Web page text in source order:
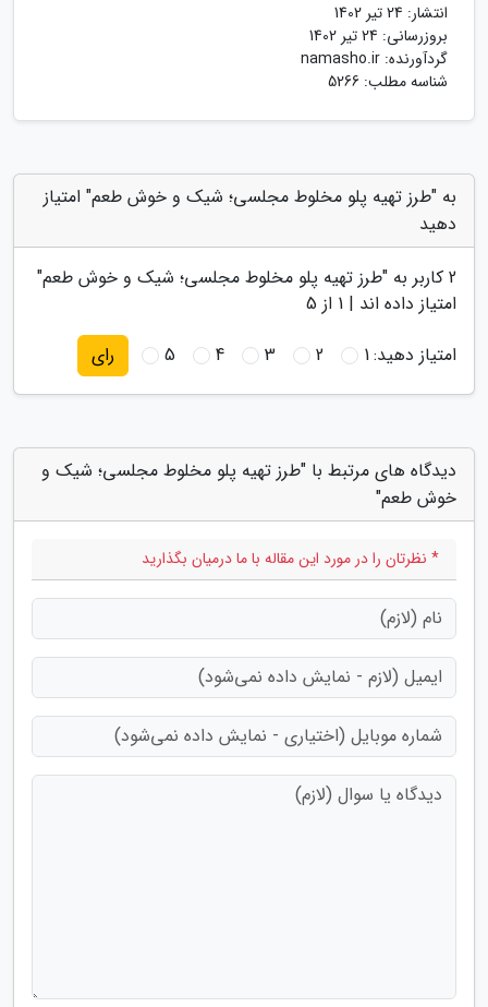
انتشار: 24 تیر 1402
بروزرسانی: 24 تیر 1402
گردآورنده: namasho.ir
شناسه مطلب: 5266
به "طرز تهیه پلو مخلوط مجلسی؛ شیک و خوش طعم" امتیاز
دهید
2 کاربر به "طرز تهیه پلو مخلوط مجلسی؛ شیک و خوش طعم"
امتیاز داده اند | 1 از 5
امتیاز دهید:1
2
3
4
5 رای
دیدگاه های مرتبط با "طرز تهیه پلو مخلوط مجلسی؛ شیک و
خوش طعم"
* نظرتان را در مورد این مقاله با ما درمیان بگذارید